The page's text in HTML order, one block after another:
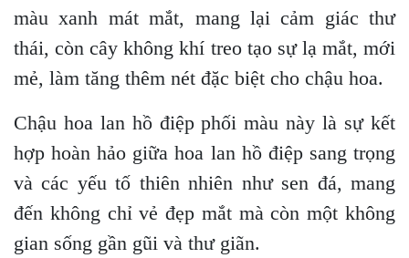
màu xanh mát mắt, mang lại cảm giác thư
thái, còn cây không khí treo tạo sự lạ mắt, mới
mẻ, làm tăng thêm nét đặc biệt cho chậu hoa.
Chậu hoa lan hồ điệp phối màu này là sự kết
hợp hoàn hảo giữa hoa lan hồ điệp sang trọng
và các yếu tố thiên nhiên như sen đá, mang
đến không chỉ vẻ đẹp mắt mà còn một không
gian sống gần gũi và thư giãn.